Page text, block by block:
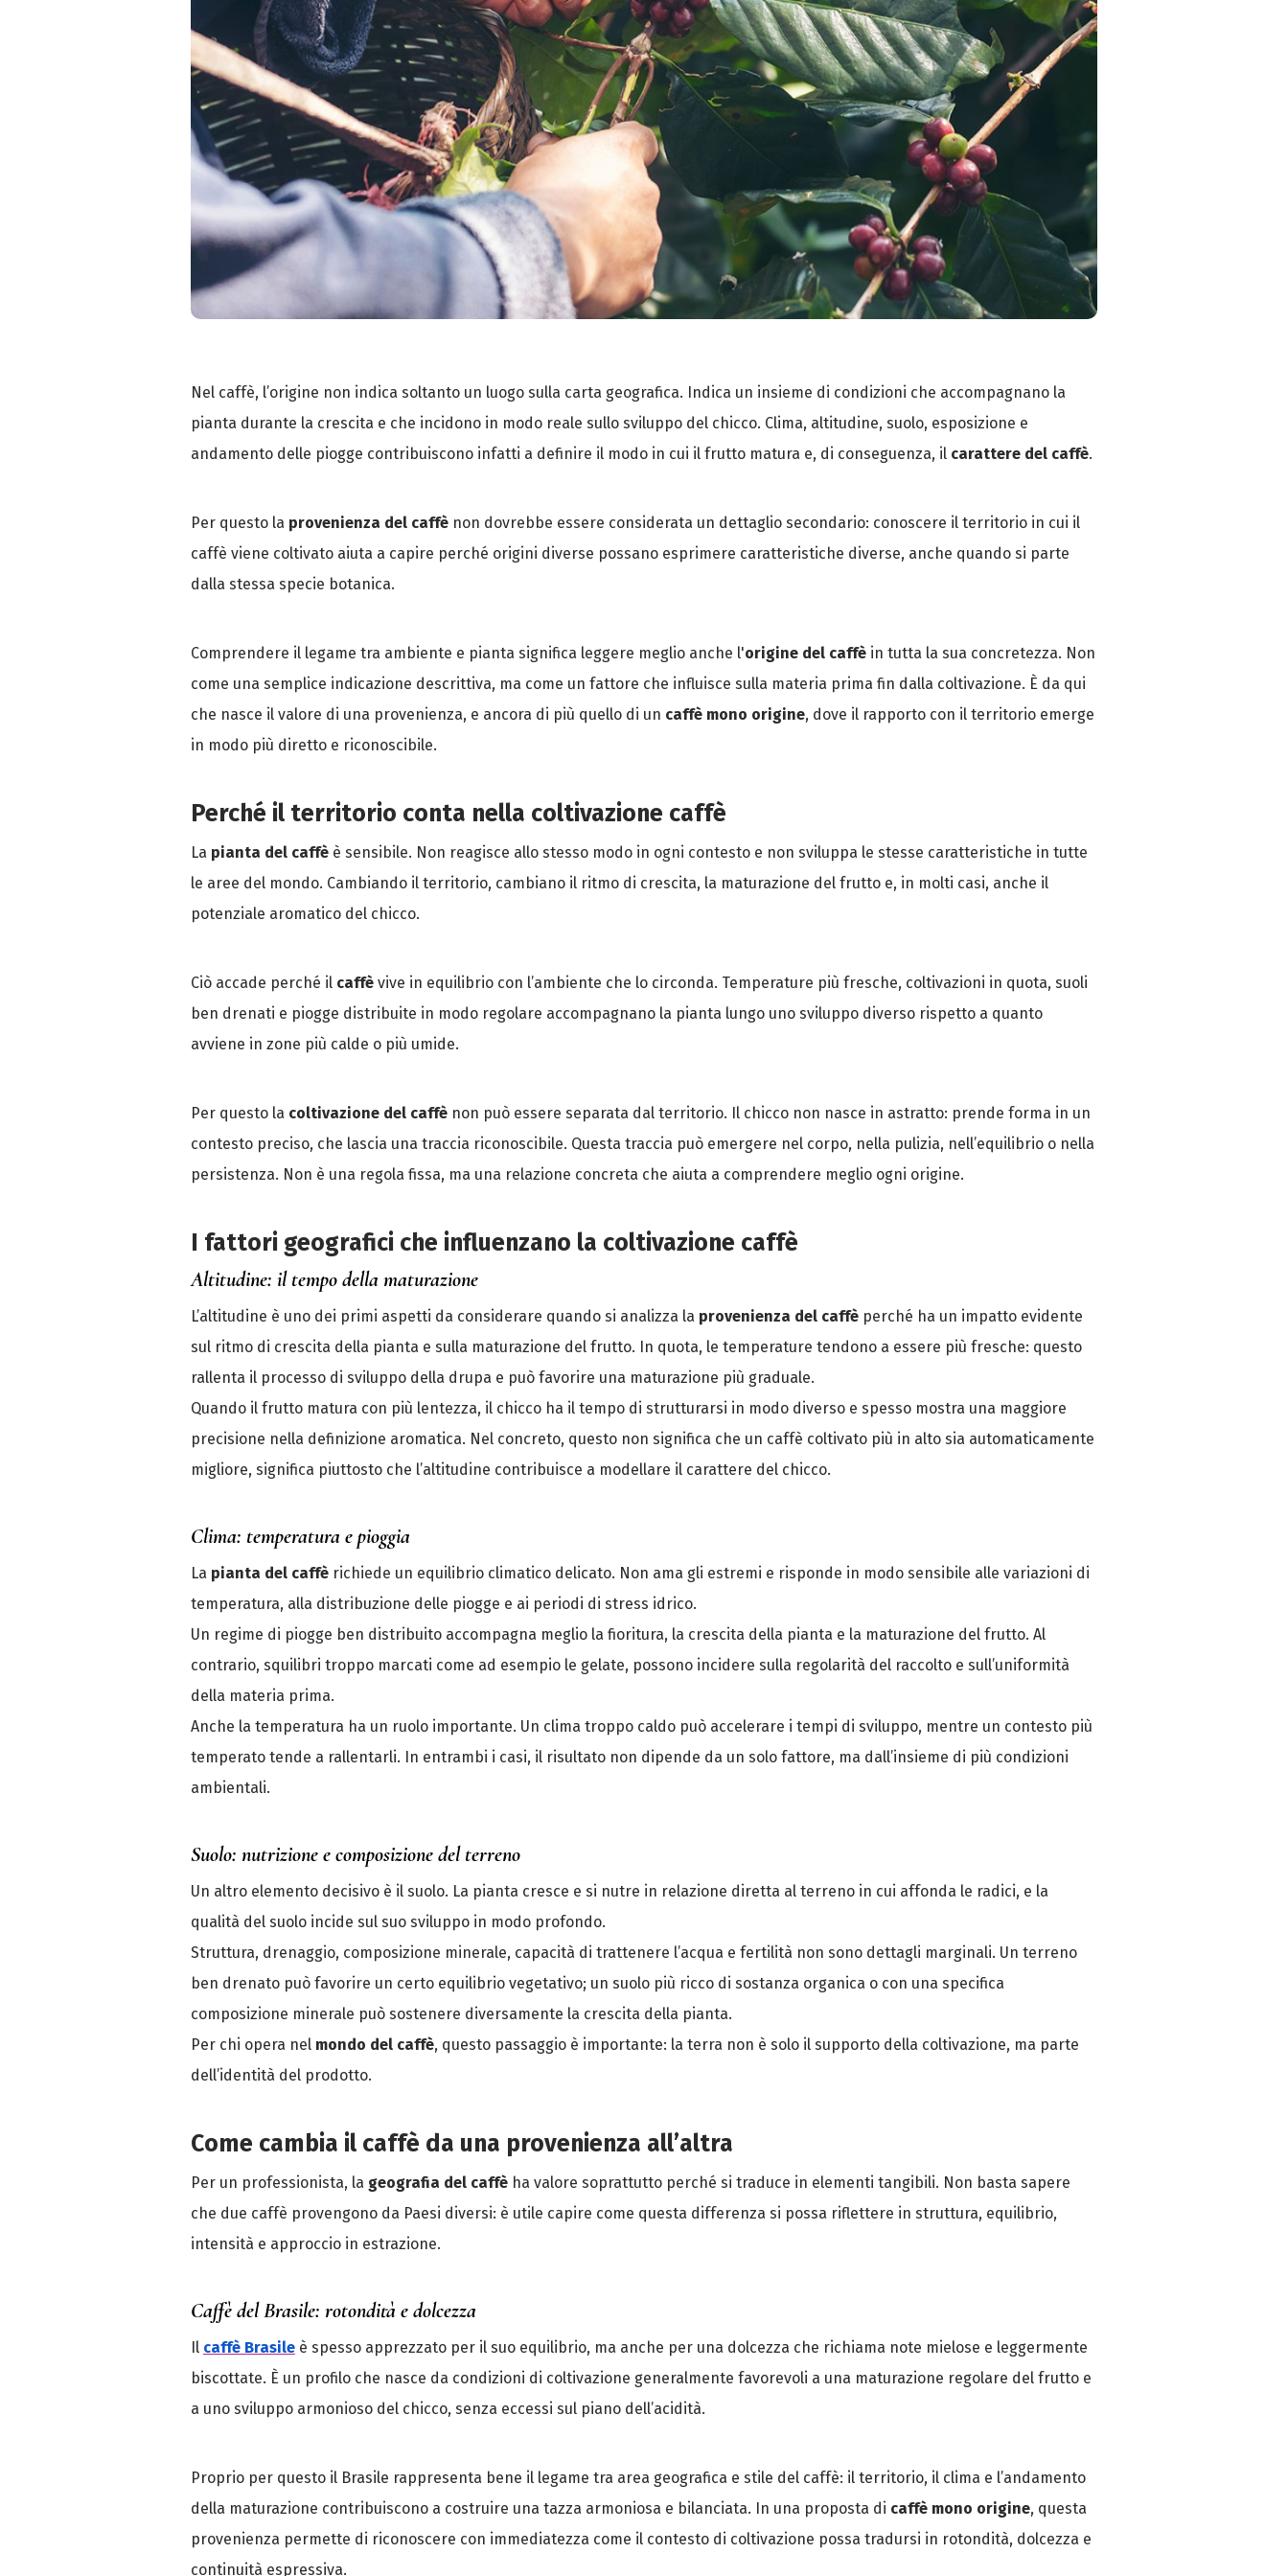
Nel caffè, l’origine non indica soltanto un luogo sulla carta geografica. Indica un insieme di condizioni che accompagnano la
pianta durante la crescita e che incidono in modo reale sullo sviluppo del chicco. Clima, altitudine, suolo, esposizione e
andamento delle piogge contribuiscono infatti a definire il modo in cui il frutto matura e, di conseguenza, il carattere del caffè.
Per questo la provenienza del caffènon dovrebbe essere considerata un dettaglio secondario: conoscere il territorio in cui il
caffè viene coltivato aiuta a capire perché origini diverse possano esprimere caratteristiche diverse, anche quando si parte
dalla stessa specie botanica.
Comprendere il legame tra ambiente e pianta significa leggere meglio anche l'origine del caffèin tutta la sua concretezza. Non
come una semplice indicazione descrittiva, ma come un fattore che influisce sulla materia prima fin dalla coltivazione. È da qui
che nasce il valore di una provenienza, e ancora di più quello di un caffè mono origine, dove il rapporto con il territorio emerge
in modo più diretto e riconoscibile.
Perché il territorio conta nella coltivazione caffè
La pianta del caffèè sensibile. Non reagisce allo stesso modo in ogni contesto e non sviluppa le stesse caratteristiche in tutte
le aree del mondo. Cambiando il territorio, cambiano il ritmo di crescita, la maturazione del frutto e, in molti casi, anche il
potenziale aromatico del chicco.
Ciò accade perché ilcaffèvive in equilibrio con l’ambiente che lo circonda. Temperature più fresche, coltivazioni in quota, suoli
ben drenati e piogge distribuite in modo regolare accompagnano la pianta lungo uno sviluppo diverso rispetto a quanto
avviene in zone più calde o più umide.
Per questo la coltivazione del caffènon può essere separata dal territorio. Il chicco non nasce in astratto: prende forma in un
contesto preciso, che lascia una traccia riconoscibile. Questa traccia può emergere nel corpo, nella pulizia, nell’equilibrio o nella
persistenza. Non è una regola fissa, ma una relazione concreta che aiuta a comprendere meglio ogni origine.
I fattori geografici che influenzano la coltivazione caffè
Altitudine: il tempo della maturazione
L’altitudine è uno dei primi aspetti da considerare quando si analizza la provenienza del caffè perché ha un impatto evidente
sul ritmo di crescita della pianta e sulla maturazione del frutto. In quota, le temperature tendono a essere più fresche: questo
rallenta il processo di sviluppo della drupa e può favorire una maturazione più graduale.
Quando il frutto matura con più lentezza, il chicco ha il tempo di strutturarsi in modo diverso e spesso mostra una maggiore
precisione nella definizione aromatica. Nel concreto, questo non significa che un caffè coltivato più in alto sia automaticamente
migliore, significa piuttosto che l’altitudine contribuisce a modellare il carattere del chicco.
Clima: temperatura e pioggia
La pianta del caffèrichiede un equilibrio climatico delicato. Non ama gli estremi e risponde in modo sensibile alle variazioni di
temperatura, alla distribuzione delle piogge e ai periodi di stress idrico.
Un regime di piogge ben distribuito accompagna meglio la fioritura, la crescita della pianta e la maturazione del frutto. Al
contrario, squilibri troppo marcati come ad esempio le gelate, possono incidere sulla regolarità del raccolto e sull’uniformità
della materia prima.
Anche la temperatura ha un ruolo importante. Un clima troppo caldo può accelerare i tempi di sviluppo, mentre un contesto più
temperato tende a rallentarli. In entrambi i casi, il risultato non dipende da un solo fattore, ma dall’insieme di più condizioni
ambientali.
Suolo: nutrizione e composizione del terreno
Un altro elemento decisivo è il suolo. La pianta cresce e si nutre in relazione diretta al terreno in cui affonda le radici, e la
qualità del suolo incide sul suo sviluppo in modo profondo.
Struttura, drenaggio, composizione minerale, capacità di trattenere l’acqua e fertilità non sono dettagli marginali. Un terreno
ben drenato può favorire un certo equilibrio vegetativo; un suolo più ricco di sostanza organica o con una specifica
composizione minerale può sostenere diversamente la crescita della pianta.
Per chi opera nel mondo del caffè, questo passaggio è importante: la terra non è solo il supporto della coltivazione, ma parte
dell’identità del prodotto.
Come cambia il caffè da una provenienza all’altra
Per un professionista, la geografia del caffè ha valore soprattutto perché si traduce in elementi tangibili. Non basta sapere
che due caffè provengono da Paesi diversi: è utile capire come questa differenza si possa riflettere in struttura, equilibrio,
intensità e approccio in estrazione.
Caffè del Brasile: rotondità e dolcezza
Il caffè Brasileè spesso apprezzato per il suo equilibrio, ma anche per una dolcezza che richiama note mielose e leggermente
biscottate. È un profilo che nasce da condizioni di coltivazione generalmente favorevoli a una maturazione regolare del frutto e
a uno sviluppo armonioso del chicco, senza eccessi sul piano dell’acidità.
Proprio per questo il Brasile rappresenta bene il legame tra area geografica e stile del caffè: il territorio, il clima e l’andamento
della maturazione contribuiscono a costruire una tazza armoniosa e bilanciata. In una proposta di caffè mono origine, questa
provenienza permette di riconoscere con immediatezza come il contesto di coltivazione possa tradursi in rotondità, dolcezza e
continuità espressiva.